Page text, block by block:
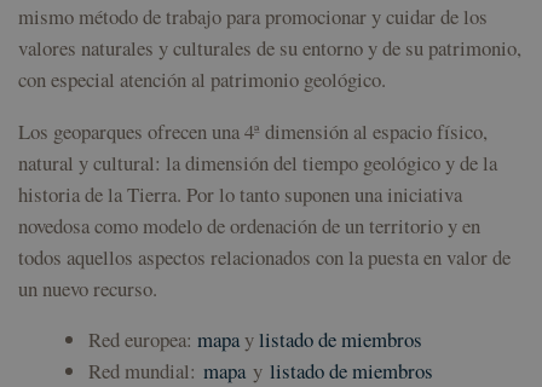
mismo método de trabajo para promocionar y cuidar de los
valores naturales y culturales de su entorno y de su patrimonio,
con especial atención al patrimonio geológico.
Los geoparques ofrecen una 4ª dimensión al espacio físico,
natural y cultural: la dimensión del tiempo geológico y de la
historia de la Tierra. Por lo tanto suponen una iniciativa
novedosa como modelo de ordenación de un territorio y en
todos aquellos aspectos relacionados con la puesta en valor de
un nuevo recurso.
Red europea: mapaylistado de miembros
Red mundial: mapa y listado de miembros